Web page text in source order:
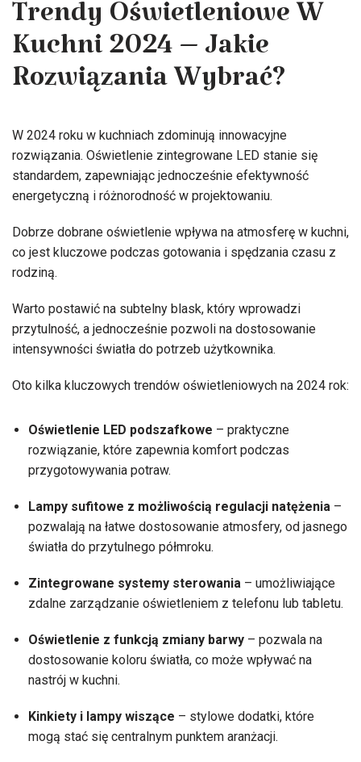
Trendy Oświetleniowe W
Kuchni 2024 – Jakie
Rozwiązania Wybrać?
W 2024 roku w kuchniach zdominują innowacyjne
rozwiązania. Oświetlenie zintegrowane LED stanie się
standardem, zapewniając jednocześnie efektywność
energetyczną i różnorodność w projektowaniu.
Dobrze dobrane oświetlenie wpływa na atmosferę w kuchni,
co jest kluczowe podczas gotowania i spędzania czasu z
rodziną.
Warto postawić na subtelny blask, który wprowadzi
przytulność, a jednocześnie pozwoli na dostosowanie
intensywności światła do potrzeb użytkownika.
Oto kilka kluczowych trendów oświetleniowych na 2024 rok:
Oświetlenie LED podszafkowe – praktyczne
rozwiązanie, które zapewnia komfort podczas
przygotowywania potraw.
Lampy sufitowe z możliwością regulacji natężenia –
pozwalają na łatwe dostosowanie atmosfery, od jasnego
światła do przytulnego półmroku.
Zintegrowane systemy sterowania – umożliwiające
zdalne zarządzanie oświetleniem z telefonu lub tabletu.
Oświetlenie z funkcją zmiany barwy – pozwala na
dostosowanie koloru światła, co może wpływać na
nastrój w kuchni.
Kinkiety i lampy wiszące – stylowe dodatki, które
mogą stać się centralnym punktem aranżacji.